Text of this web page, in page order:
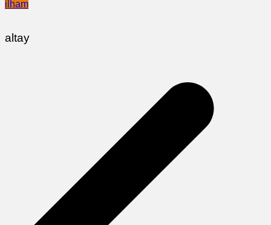
ilham
altay